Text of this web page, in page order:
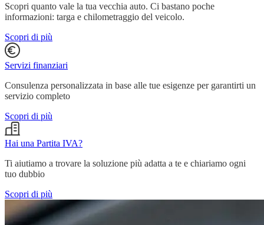
Scopri quanto vale la tua vecchia auto. Ci bastano poche
informazioni: targa e chilometraggio del veicolo.
Scopri di più
Servizi finanziari
Consulenza personalizzata in base alle tue esigenze per garantirti un
servizio completo
Scopri di più
Hai una Partita IVA?
Ti aiutiamo a trovare la soluzione più adatta a te e chiariamo ogni
tuo dubbio
Scopri di più